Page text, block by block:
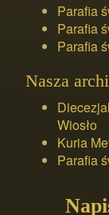
Parafia
Parafia
Parafia
Nasza
Wiosło
Kuria
Parafia